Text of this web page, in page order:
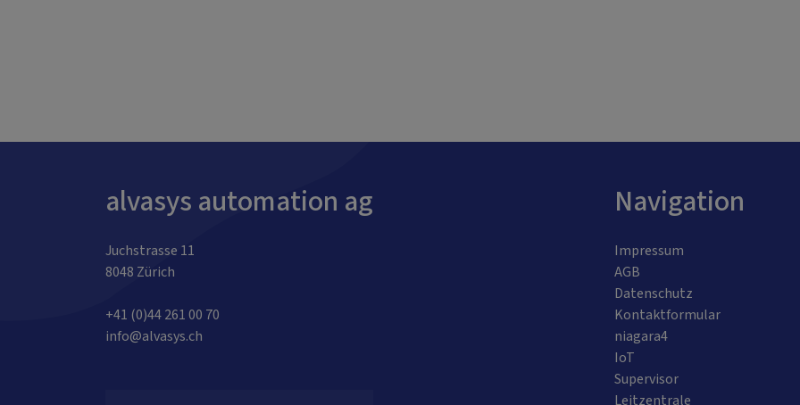
alvasys automation ag
Juchstrasse 11
8048 Zürich
+41 (0)44 261 00 70
info@alvasys.ch
Navigation
Impressum
AGB
Datenschutz
Kontaktformular
niagara4
IoT
Supervisor
Leitzentrale